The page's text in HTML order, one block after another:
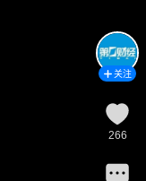
关注
266